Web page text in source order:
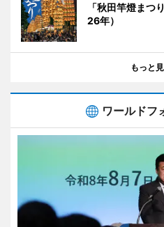
「秋田竿燈まつ
26年）
もっと
ワールドフ